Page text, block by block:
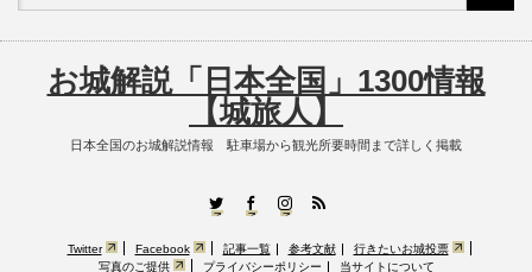
お城解説「日本全国」1300情報
【城旅人】
日本全国のお城解説情報 駐車場から観光所要時間まで詳しく掲載
TwitterFacebookInstagram
RSS
Twitter Facebook 記事一覧 参考文献
行きたいお城投票
写真のご提供
プライバシーポリシー 当サイトについて